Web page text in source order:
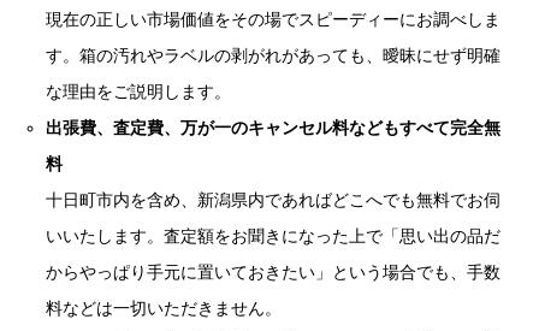
現在の正しい市場価値をその場でスピーディーにお調べしま
す。箱の汚れやラベルの剥がれがあっても、曖昧にせず明確
な理由をご説明します。
出張費、査定費、万が一のキャンセル料などもすべて完全無
料
十日町市内を含め、新潟県内であればどこへでも無料でお伺
いいたします。査定額をお聞きになった上で「思い出の品だ
からやっぱり手元に置いておきたい」という場合でも、手数
料などは一切いただきません。